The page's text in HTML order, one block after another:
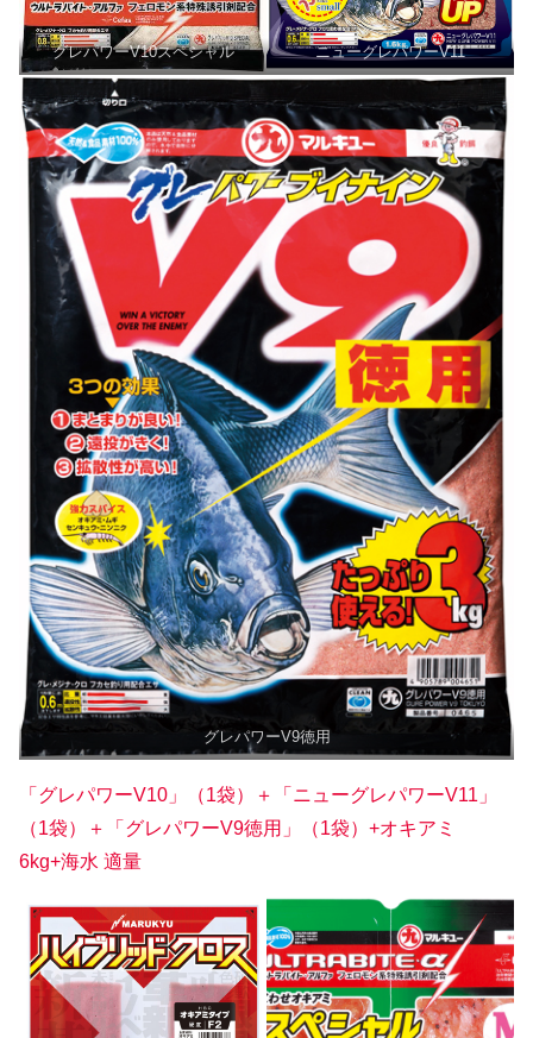
グレパワーV10スペシャル ニューグレパワーV11
グレパワーV9徳用
「グレパワーV10」（1袋） ＋「ニューグレパワーV11 」
（1袋）
＋「 グレパワーV9徳用 」（1袋）+オキアミ
6kg+海水 適量